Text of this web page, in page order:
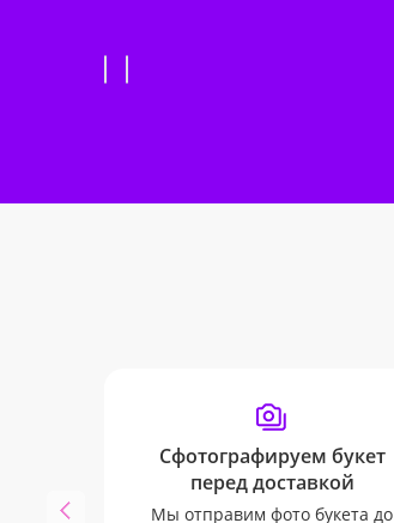
Сфотографируем букет
перед доставкой
Мы отправим фото букета до